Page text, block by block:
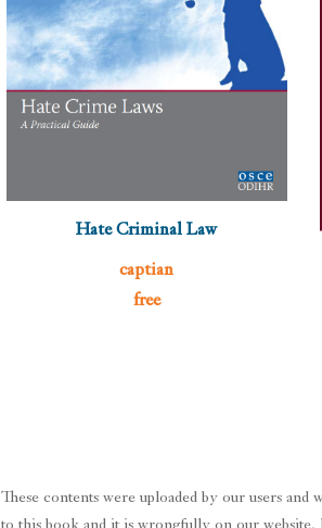
Hate Criminal Law
captian
free
These contents were uploaded by our users